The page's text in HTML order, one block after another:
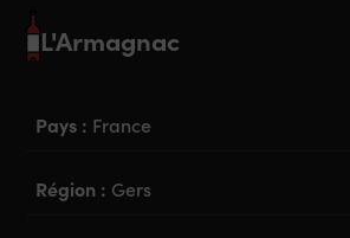
L'Armagnac
Pays : France
Région : Gers